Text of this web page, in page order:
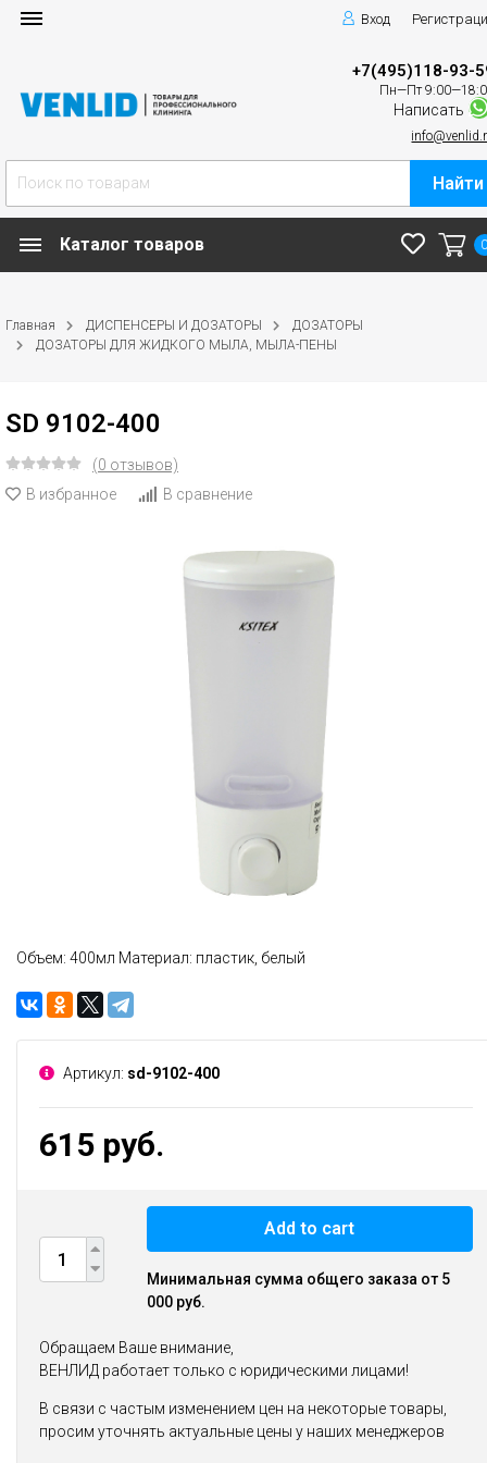
Вход
+7(495)118-93-
Пн—Пт
Написать
Найти
Каталог товаров
Главная ДИСПЕНСЕРЫ И ДОЗАТОРЫ
ДОЗАТОРЫ
ДОЗАТОРЫ ДЛЯ ЖИДКОГО МЫЛА, МЫЛА-ПЕНЫ
SD 9102-400
(0 отзывов)
В избранное
В сравнение
Объем: 400мл Материал: пластик, белый
Артикул: sd-9102-400
615 руб.
Add to cart
Минимальная сумма общего заказа от 5
000 руб.
Обращаем Ваше внимание,
ВЕНЛИД работает только с юридическими лицами!
В связи с частым изменением цен на некоторые товары,
просим уточнять актуальные цены у наших менеджеров